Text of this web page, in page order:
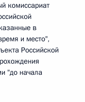
комиссариат
в
и место",
Российской
"до начала